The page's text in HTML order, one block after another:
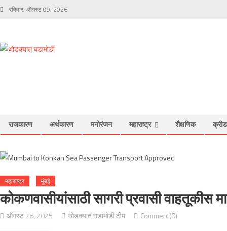
Skip to content
रविवार, ऑगस्ट 09, 2026
राजकारण अर्थकारण मनोरंजन महाराष्ट्र शैक्षणिक
महाराष्ट्र मुंबई
कोकणवासीयांसाठी सागरी प्रवासी वाहतूकीस
ऑगस्ट 26, 2025 थोडक्यात घडामोडी टीम Comment(0)